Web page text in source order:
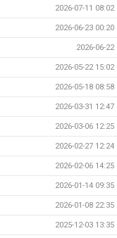
2026-07-11 08:02
2026-06-23 00:20
2026-06-22
2026-05-22 15:02
2026-05-18 08:58
2026-03-31 12:47
2026-03-06 12:25
2026-02-27 12:24
2026-02-06 14:25
2026-01-14 09:35
2026-01-08 22:35
2025-12-03 13:35